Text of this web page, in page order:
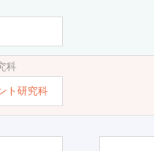
科
ト研究科